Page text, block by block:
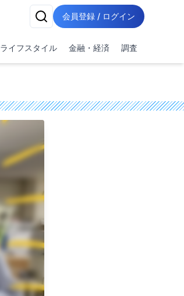
会員登録 / ログイン
ライフスタイル 金融・経済 調査